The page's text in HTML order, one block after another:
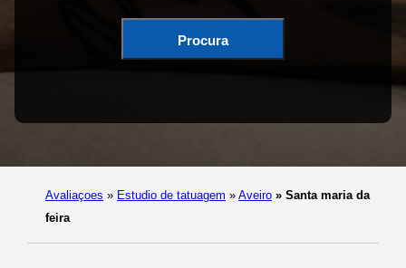
Procura
Avaliaçoes » Estudio de tatuagem » Aveiro » Santa maria da
feira